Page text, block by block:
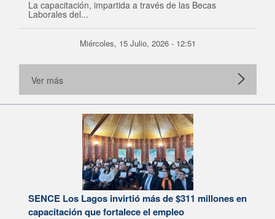
La capacitación, impartida a través de las Becas
Laborales del...
Miércoles, 15 Julio, 2026 - 12:51
Ver más
SENCE Los Lagos invirtió más de $311 millones en
capacitación que fortalece el empleo